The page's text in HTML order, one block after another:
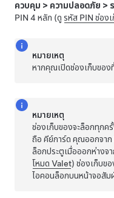
ควบคุม > ความปลอดภัย >
PIN 4 หลัก (ดู รหัส PIN ช่อง
หมายเหตุ
หากคุณเปิดช่องเก็บของ
หมายเหตุ
ช่องเก็บของจะล็อกทุก
ถือ คีย์การ์ด คุณออกจาก
ล็อกประตูเมื่อออกห่างจ
โหมด Valet) ช่องเก็บข
ไอคอนล็อกบนหน้าจอสัม